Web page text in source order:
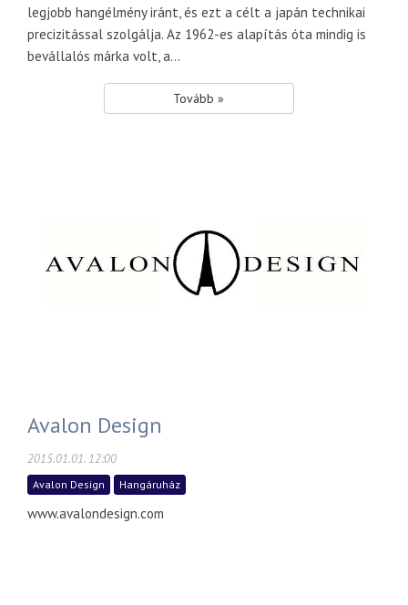
legjobb hangélmény iránt, és ezt a célt a japán technikai
precizitással szolgálja. Az 1962-es alapítás óta mindig is
bevállalós márka volt, a...
Tovább »
Avalon Design
2015.01.01. 12:00
Avalon Design Hangáruház
www.avalondesign.com